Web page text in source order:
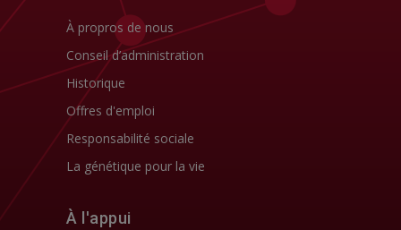
À propros de nous
Conseil d’administration
Historique
Offres d'emploi
Responsabilité sociale
La génétique pour la vie
À l'appui